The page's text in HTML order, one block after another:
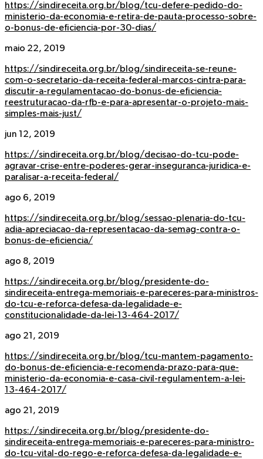
https://sindireceita.org.br/blog/tcu-defere-pedido-do-
ministerio-da-economia-e-retira-de-pauta-processo-sobre-
o-bonus-de-eficiencia-por-30-dias/
maio 22, 2019
https://sindireceita.org.br/blog/sindireceita-se-reune-
com-o-secretario-da-receita-federal-marcos-cintra-para-
discutir-a-regulamentacao-do-bonus-de-eficiencia-
reestruturacao-da-rfb-e-para-apresentar-o-projeto-mais-
simples-mais-just/
jun 12, 2019
https://sindireceita.org.br/blog/decisao-do-tcu-pode-
agravar-crise-entre-poderes-gerar-inseguranca-juridica-e-
paralisar-a-receita-federal/
ago 6, 2019
https://sindireceita.org.br/blog/sessao-plenaria-do-tcu-
adia-apreciacao-da-representacao-da-semag-contra-o-
bonus-de-eficiencia/
ago 8, 2019
https://sindireceita.org.br/blog/presidente-do-
sindireceita-entrega-memoriais-e-pareceres-para-ministros-
do-tcu-e-reforca-defesa-da-legalidade-e-
constitucionalidade-da-lei-13-464-2017/
ago 21, 2019
https://sindireceita.org.br/blog/tcu-mantem-pagamento-
do-bonus-de-eficiencia-e-recomenda-prazo-para-que-
ministerio-da-economia-e-casa-civil-regulamentem-a-lei-
13-464-2017/
ago 21, 2019
https://sindireceita.org.br/blog/presidente-do-
sindireceita-entrega-memoriais-e-pareceres-para-ministro-
do-tcu-vital-do-rego-e-reforca-defesa-da-legalidade-e-